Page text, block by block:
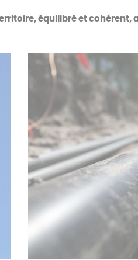
équilibré et
Le service public du gaz